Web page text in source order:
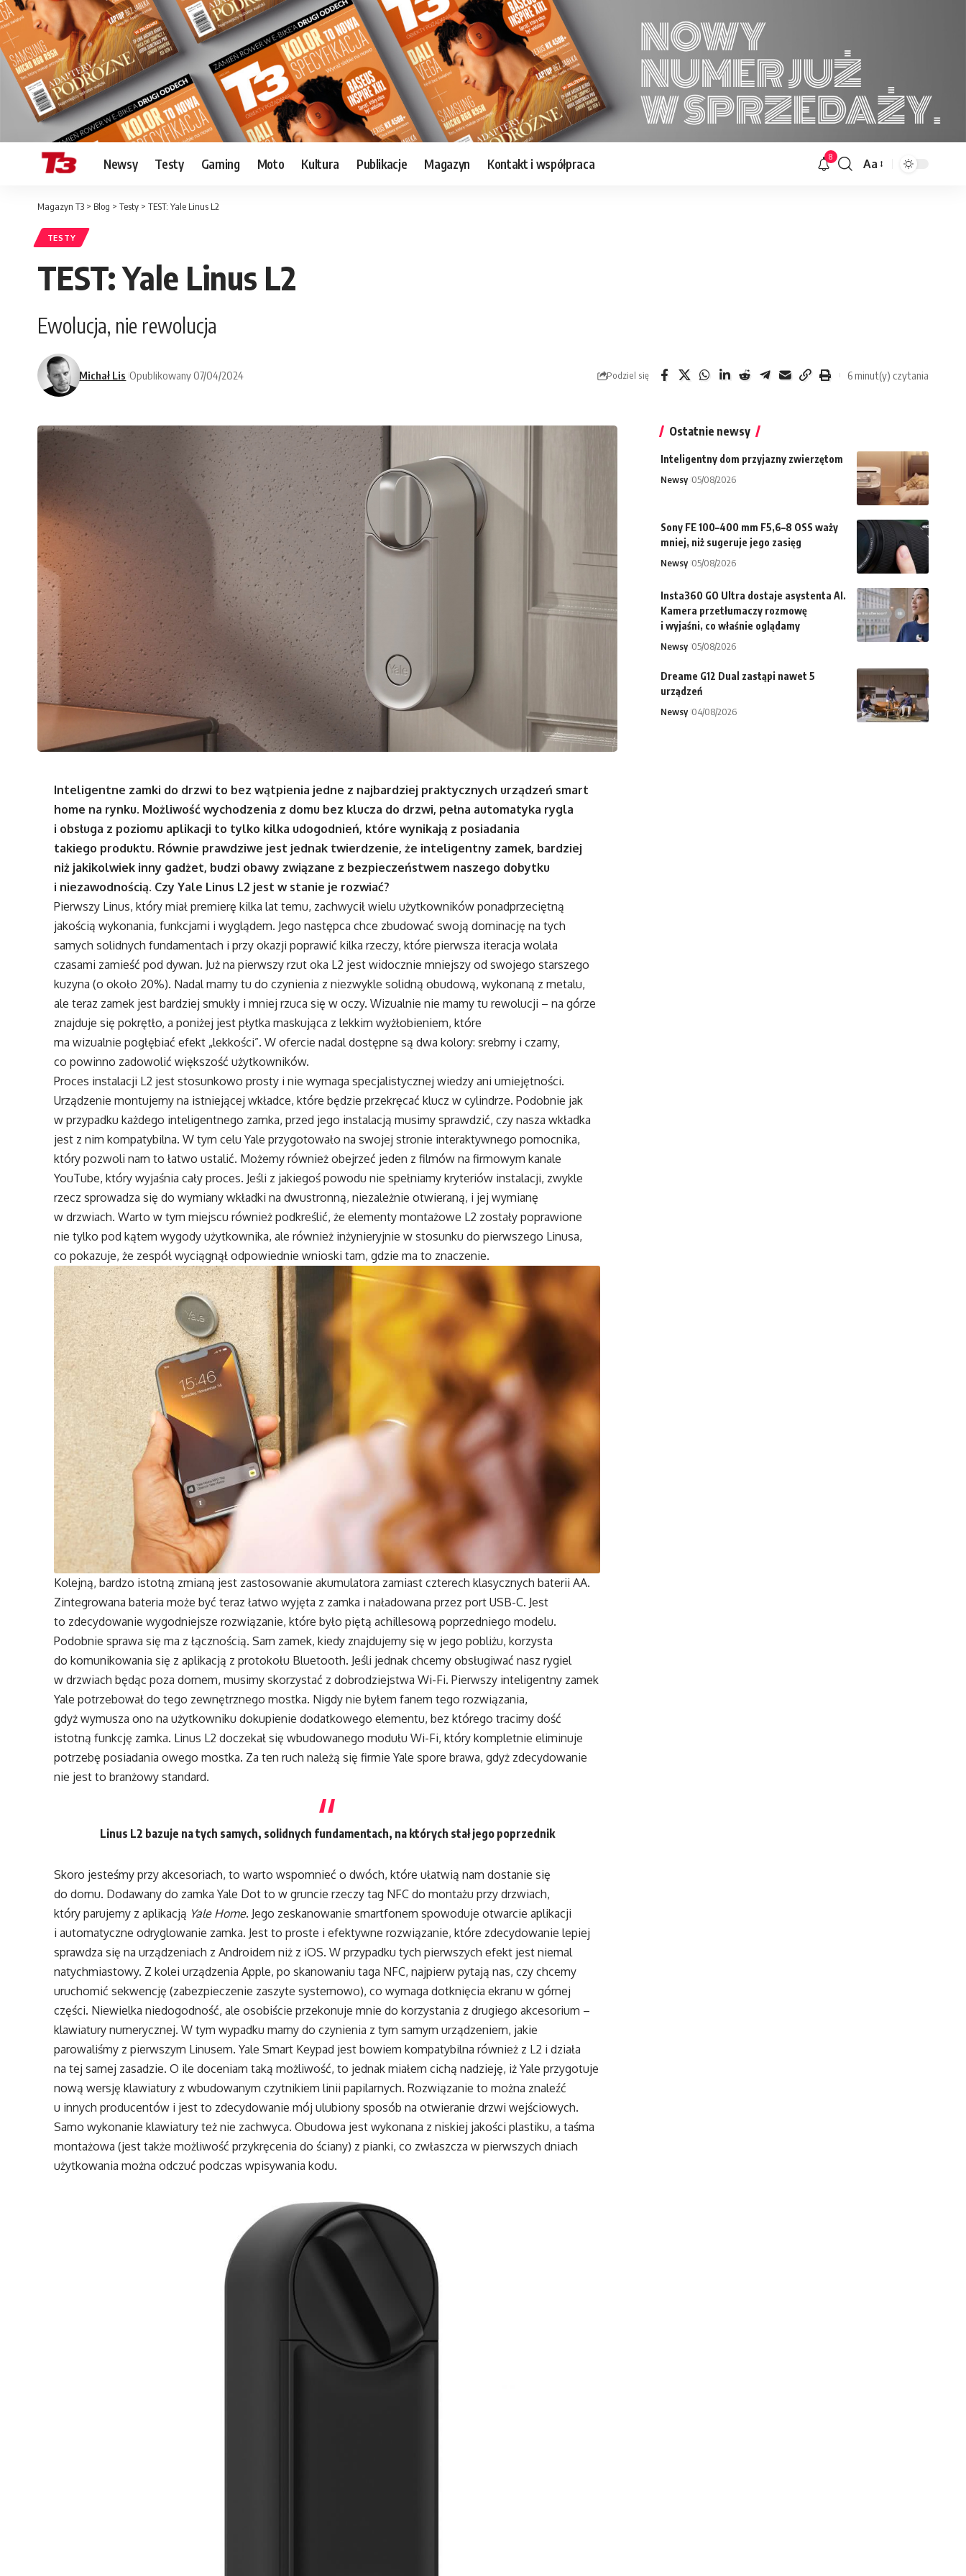
Newsy Testy Gaming Moto Kultura Publikacje Magazyn Kontakt i współpraca 8
Font
Aa
Magazyn T3 > Blog > Testy > TEST: Yale Linus L2
TESTY
TEST: Yale Linus L2
Ewolucja, nie rewolucja
Michał Lis Opublikowany 07/04/2024 Podziel się 6 minut(y) czytania
Inteligentne zamki do drzwi to bez wątpienia jedne z najbardziej praktycznych urządzeń smart
home na rynku. Możliwość wychodzenia z domu bez klucza do drzwi, pełna automatyka rygla
i obsługa z poziomu aplikacji to tylko kilka udogodnień, które wynikają z posiadania
takiego produktu. Równie prawdziwe jest jednak twierdzenie, że inteligentny zamek, bardziej
niż jakikolwiek inny gadżet, budzi obawy związane z bezpieczeństwem naszego dobytku
i niezawodnością. Czy Yale Linus L2 jest w stanie je rozwiać?
Pierwszy Linus, który miał premierę kilka lat temu, zachwycił wielu użytkowników ponadprzeciętną
jakością wykonania, funkcjami i wyglądem. Jego następca chce zbudować swoją dominację na tych
samych solidnych fundamentach i przy okazji poprawić kilka rzeczy, które pierwsza iteracja wolała
czasami zamieść pod dywan. Już na pierwszy rzut oka L2 jest widocznie mniejszy od swojego starszego
kuzyna (o około 20%). Nadal mamy tu do czynienia z niezwykle solidną obudową, wykonaną z metalu,
ale teraz zamek jest bardziej smukły i mniej rzuca się w oczy. Wizualnie nie mamy tu rewolucji – na górze
znajduje się pokrętło, a poniżej jest płytka maskująca z lekkim wyżłobieniem, które
ma wizualnie pogłębiać efekt „lekkości”. W ofercie nadal dostępne są dwa kolory: srebrny i czarny,
co powinno zadowolić większość użytkowników.
Proces instalacji L2 jest stosunkowo prosty i nie wymaga specjalistycznej wiedzy ani umiejętności.
Urządzenie montujemy na istniejącej wkładce, które będzie przekręcać klucz w cylindrze. Podobnie jak
w przypadku każdego inteligentnego zamka, przed jego instalacją musimy sprawdzić, czy nasza wkładka
jest z nim kompatybilna. W tym celu Yale przygotowało na swojej stronie interaktywnego pomocnika,
który pozwoli nam to łatwo ustalić. Możemy również obejrzeć jeden z filmów na firmowym kanale
YouTube, który wyjaśnia cały proces. Jeśli z jakiegoś powodu nie spełniamy kryteriów instalacji, zwykle
rzecz sprowadza się do wymiany wkładki na dwustronną, niezależnie otwieraną, i jej wymianę
w drzwiach. Warto w tym miejscu również podkreślić, że elementy montażowe L2 zostały poprawione
nie tylko pod kątem wygody użytkownika, ale również inżynieryjnie w stosunku do pierwszego Linusa,
co pokazuje, że zespół wyciągnął odpowiednie wnioski tam, gdzie ma to znaczenie.
Kolejną, bardzo istotną zmianą jest zastosowanie akumulatora zamiast czterech klasycznych baterii AA.
Zintegrowana bateria może być teraz łatwo wyjęta z zamka i naładowana przez port USB-C. Jest
to zdecydowanie wygodniejsze rozwiązanie, które było piętą achillesową poprzedniego modelu.
Podobnie sprawa się ma z łącznością. Sam zamek, kiedy znajdujemy się w jego pobliżu, korzysta
do komunikowania się z aplikacją z protokołu Bluetooth. Jeśli jednak chcemy obsługiwać nasz rygiel
w drzwiach będąc poza domem, musimy skorzystać z dobrodziejstwa Wi-Fi. Pierwszy inteligentny zamek
Yale potrzebował do tego zewnętrznego mostka. Nigdy nie byłem fanem tego rozwiązania,
gdyż wymusza ono na użytkowniku dokupienie dodatkowego elementu, bez którego tracimy dość
istotną funkcję zamka. Linus L2 doczekał się wbudowanego modułu Wi-Fi, który kompletnie eliminuje
potrzebę posiadania owego mostka. Za ten ruch należą się firmie Yale spore brawa, gdyż zdecydowanie
nie jest to branżowy standard.
Linus L2 bazuje na tych samych, solidnych fundamentach, na których stał jego poprzednik
Skoro jesteśmy przy akcesoriach, to warto wspomnieć o dwóch, które ułatwią nam dostanie się
do domu. Dodawany do zamka Yale Dot to w gruncie rzeczy tag NFC do montażu przy drzwiach,
który parujemy z aplikacją Yale Home. Jego zeskanowanie smartfonem spowoduje otwarcie aplikacji
i automatyczne odryglowanie zamka. Jest to proste i efektywne rozwiązanie, które zdecydowanie lepiej
sprawdza się na urządzeniach z Androidem niż z iOS. W przypadku tych pierwszych efekt jest niemal
natychmiastowy. Z kolei urządzenia Apple, po skanowaniu taga NFC, najpierw pytają nas, czy chcemy
uruchomić sekwencję (zabezpieczenie zaszyte systemowo), co wymaga dotknięcia ekranu w górnej
części. Niewielka niedogodność, ale osobiście przekonuje mnie do korzystania z drugiego akcesorium –
klawiatury numerycznej. W tym wypadku mamy do czynienia z tym samym urządzeniem, jakie
parowaliśmy z pierwszym Linusem. Yale Smart Keypad jest bowiem kompatybilna również z L2 i działa
na tej samej zasadzie. O ile doceniam taką możliwość, to jednak miałem cichą nadzieję, iż Yale przygotuje
nową wersję klawiatury z wbudowanym czytnikiem linii papilarnych. Rozwiązanie to można znaleźć
u innych producentów i jest to zdecydowanie mój ulubiony sposób na otwieranie drzwi wejściowych.
Samo wykonanie klawiatury też nie zachwyca. Obudowa jest wykonana z niskiej jakości plastiku, a taśma
montażowa (jest także możliwość przykręcenia do ściany) z pianki, co zwłaszcza w pierwszych dniach
użytkowania można odczuć podczas wpisywania kodu.
Ostatnie newsy
Inteligentny dom przyjazny zwierzętom
Newsy 05/08/2026
Sony FE 100–400 mm F5,6–8 OSS waży
mniej, niż sugeruje jego zasięg
Newsy 05/08/2026
Insta360 GO Ultra dostaje asystenta AI.
Kamera przetłumaczy rozmowę
i wyjaśni, co właśnie oglądamy
Newsy 05/08/2026
Dreame G12 Dual zastąpi nawet 5
urządzeń
Newsy 04/08/2026